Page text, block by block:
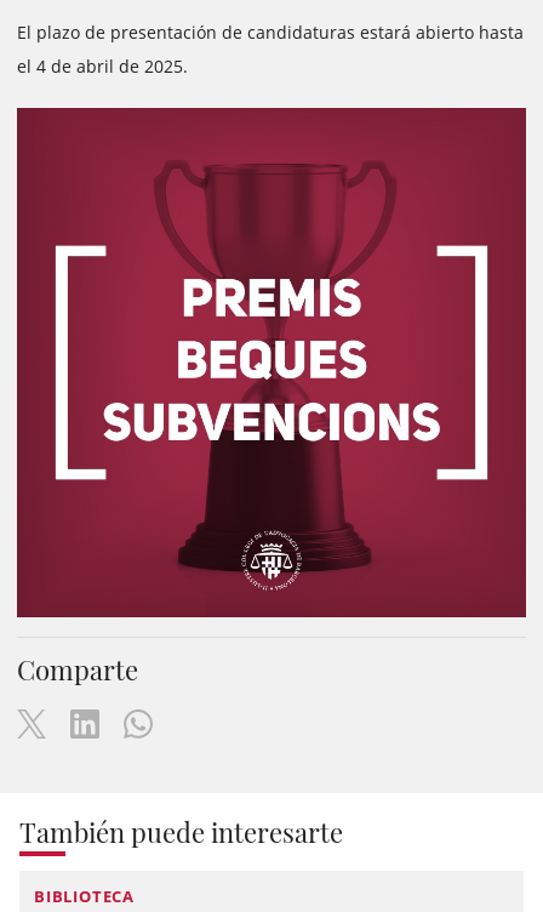
El plazo de presentación de candidaturas estará abierto hasta
el 4 de abril de 2025.
Comparte
También puede interesarte
BIBLIOTECA